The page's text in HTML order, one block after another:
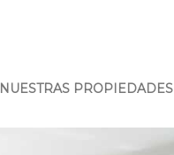
NUESTRAS PROPIEDADES